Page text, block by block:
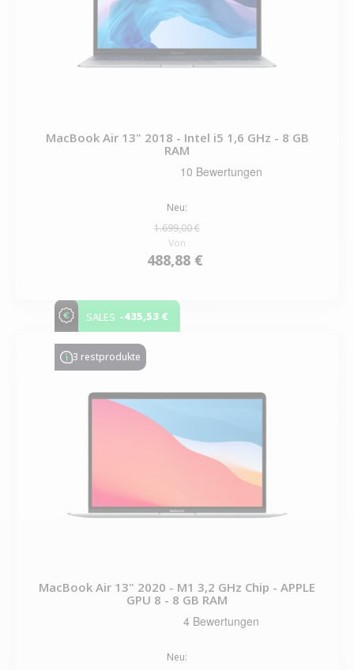
MacBook Air 13" 2018 - Intel i5 1,6 GHz - 8 GB
RAM
Neu:
1.699,00 €
Von
488,88 €
SALES -435,53 €
3 restprodukte
MacBook Air 13" 2020 - M1 3,2 GHz Chip - APPLE
GPU 8 - 8 GB RAM
Neu: